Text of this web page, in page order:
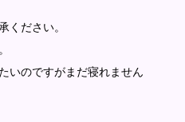
ください。
いのですがまだ寝れません